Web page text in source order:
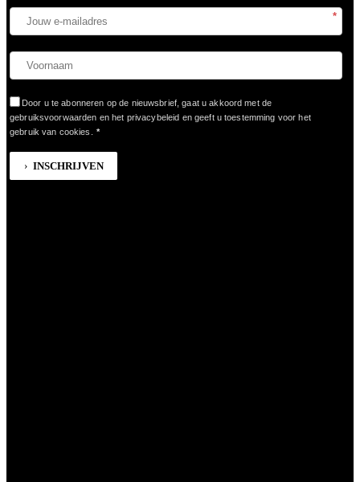
*
Door u te abonneren op de nieuwsbrief, gaat u akkoord met de
gebruiksvoorwaarden en het privacybeleid en geeft u toestemming voor het
gebruik van cookies.
*
INSCHRIJVEN